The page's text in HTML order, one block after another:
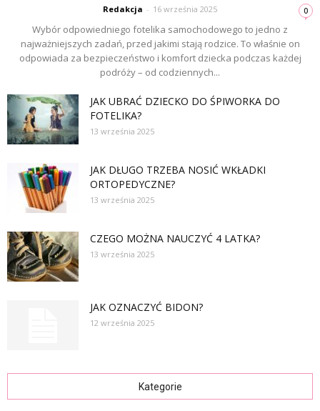
Redakcja - 16 września 2025 0
Wybór odpowiedniego fotelika samochodowego to jedno z
najważniejszych zadań, przed jakimi stają rodzice. To właśnie on
odpowiada za bezpieczeństwo i komfort dziecka podczas każdej
podróży – od codziennych...
JAK UBRAĆ DZIECKO DO ŚPIWORKA DO
FOTELIKA?
13 września 2025
JAK DŁUGO TRZEBA NOSIĆ WKŁADKI
ORTOPEDYCZNE?
13 września 2025
CZEGO MOŻNA NAUCZYĆ 4 LATKA?
13 września 2025
JAK OZNACZYĆ BIDON?
12 września 2025
Kategorie